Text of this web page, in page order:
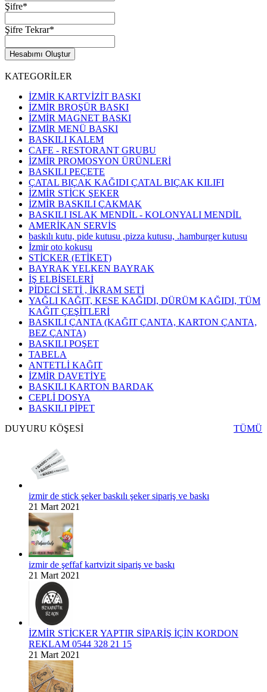
Şifre*
Şifre Tekrar*
Hesabımı Oluştur
KATEGORİLER
İZMİR KARTVİZİT BASKI
İZMİR BROŞÜR BASKI
İZMİR MAGNET BASKI
İZMİR MENÜ BASKI
BASKILI KALEM
CAFE - RESTORANT GRUBU
İZMİR PROMOSYON ÜRÜNLERİ
BASKILI PEÇETE
ÇATAL BIÇAK KAĞIDI ÇATAL BIÇAK KILIFI
İZMİR STİCK ŞEKER
İZMİR BASKILI ÇAKMAK
BASKILI ISLAK MENDİL - KOLONYALI MENDİL
AMERİKAN SERVİS
baskılı kutu, pide kutusu ,pizza kutusu, .hamburger kutusu
İzmir oto kokusu
STİCKER (ETİKET)
BAYRAK YELKEN BAYRAK
İŞ ELBİSELERİ
PİDECİ SETİ , İKRAM SETİ
YAĞLI KAĞIT, KESE KAĞIDI, DÜRÜM KAĞIDI, TÜM
KAĞIT ÇEŞİTLERİ
BASKILI ÇANTA (KAĞIT ÇANTA, KARTON ÇANTA,
BEZ ÇANTA)
BASKILI POŞET
TABELA
ANTETLİ KAĞIT
İZMİR DAVETİYE
BASKILI KARTON BARDAK
CEPLİ DOSYA
BASKILI PİPET
DUYURU KÖŞESİ
TÜMÜ
izmir de stick şeker baskılı şeker sipariş ve baskı
21 Mart 2021
izmir de şeffaf kartvizit sipariş ve baskı
21 Mart 2021
İZMİR STİCKER YAPTIR SİPARİŞ İÇİN KORDON
REKLAM 0544 328 21 15
21 Mart 2021